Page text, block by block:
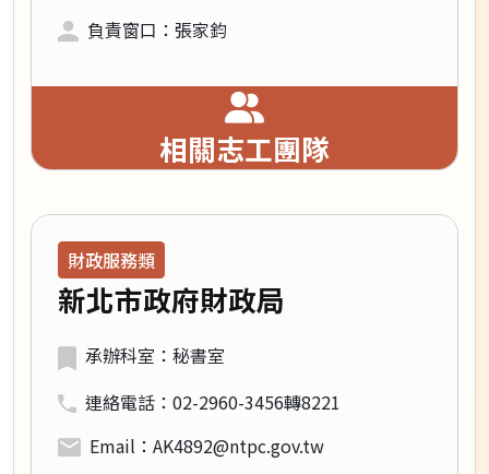
負責窗口：張家鈞
相關志工團隊
領域類別：
財政服務類
新北市政府財政局
承辦科室：秘書室
連絡電話：02-2960-3456轉8221
Email：AK4892@ntpc.gov.tw